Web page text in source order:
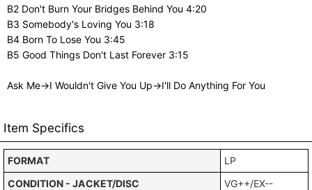
B2 Don't Burn Your Bridges Behind You 4:20
B3 Somebody's Loving You 3:18
B4 Born To Lose You 3:45
B5 Good Things Don't Last Forever 3:15
Ask Me→I Wouldn't Give You Up→I'll Do Anything For You
Item Specifics
FORMAT
LP
CONDITION - JACKET/DISC
VG++/EX--